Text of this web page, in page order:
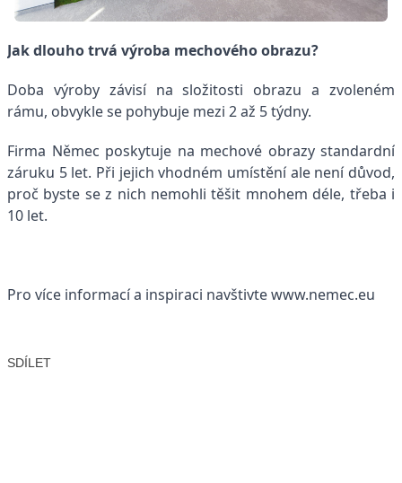
Jak dlouho trvá výroba mechového obrazu?
Doba výroby závisí na složitosti obrazu a zvoleném
rámu, obvykle se pohybuje mezi 2 až 5 týdny.
Firma Němec poskytuje na mechové obrazy standardní
záruku 5 let. Při jejich vhodném umístění ale není důvod,
proč byste se z nich nemohli těšit mnohem déle, třeba i
10 let.
Pro více informací a inspiraci navštivtewww.nemec.eu
SDÍLET